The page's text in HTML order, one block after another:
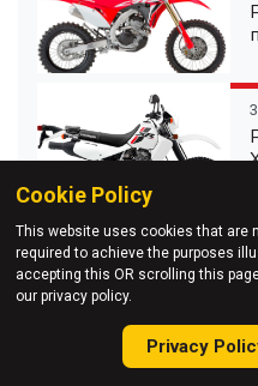
Cookie Policy
This website uses cookies that are
required to achieve the purposes
accepting this OR scrolling this
our privacy policy.
Privacy